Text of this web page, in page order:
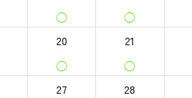
◯ ◯
20
◯
21
◯
27 28